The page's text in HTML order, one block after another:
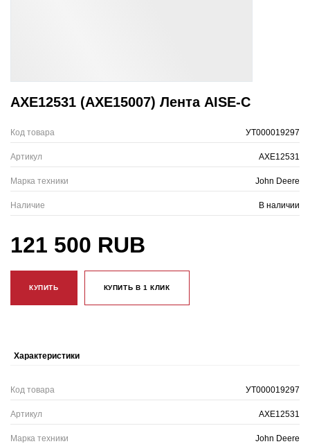
AXE12531 (AXE15007) Лента AISE-С
Код товара УТ000019297
Артикул AXE12531
Марка техники John Deere
Наличие В наличии
121 500 RUB
КУПИТЬ КУПИТЬ В 1 КЛИК
Характеристики
Код товара УТ000019297
Артикул AXE12531
Марка техники John Deere